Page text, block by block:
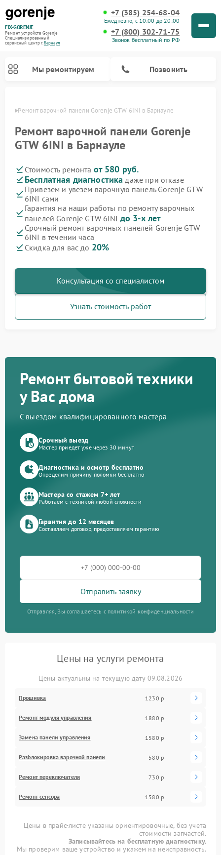
FIX-GORENJE
Ремонт устройств Gorenje
Специализированный
cервисный центр г.Барнаул
+7 (385) 254-68-04
Ежедневно, с 10:00 до 20:00
+7 (800) 302-71-75
Звонок бесплатный по РФ
Мы ремонтируем Позвонить
Ремонт варочной панели Gorenje GTW 6INI в Барнауле
Ремонт варочной панели Gorenje
GTW 6INI в Барнауле
Стоимость ремонта от 580 руб.
Бесплатная диагностика даже при отказе
Привезем и увезем варочную панель Gorenje GTW
6INI сами
Гарантия на наши работы по ремонту варочных
панелей Gorenje GTW 6INI до 3-х лет
Срочный ремонт варочных панелей Gorenje GTW
6INI в течении часа
Скидка для вас до 20%
Консультация со специалистом
Узнать стоимость работ
Ремонт бытовой техники
у Вас дома
С выездом квалифицированного мастера
Срочный выезд
Мастер приедет уже через 30 минут
Диагностика и осмотр бесплатно
Определим причину поломки бесплатно
Мастера со стажем 7+ лет
Работаем с техникой любой сложности
Гарантия до 12 месяцев
Составляем договор, предоставляем гарантию
Отправить заявку
Отправляя, Вы соглашаетесь с политикой конфиденциальности
Цены на услуги ремонта
Цены актуальны на текущую дату 09.08.2026
Прошивка 1230 р
Ремонт модуля управления 1880 р
Замена панели управления 1580 р
Разблокировка варочной панели 580 р
Ремонт переключателя 730 р
Ремонт сенсора 1580 р
Цены в прайс-листе указаны ориентировочные, без учета
стоимости запчастей.
Записывайтесь на бесплатную диагностику.
Мы проверим ваше устройство и укажем на неисправность.